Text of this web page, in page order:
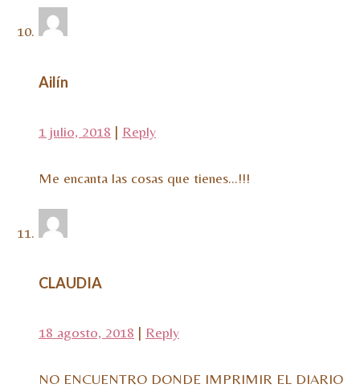
Ailín
1 julio, 2018 | Reply
Me encanta las cosas que tienes…!!!
CLAUDIA
18 agosto, 2018 | Reply
NO ENCUENTRO DONDE IMPRIMIR EL DIARIO